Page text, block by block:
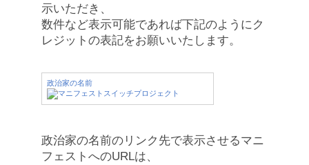
示いただき、
数件など表示可能であれば下記のようにク
レジットの表記をお願いいたします。
政治家の名前
政治家の名前のリンク先で表示させるマニ
フェストへのURLは、